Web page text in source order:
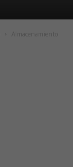
Almacenamiento